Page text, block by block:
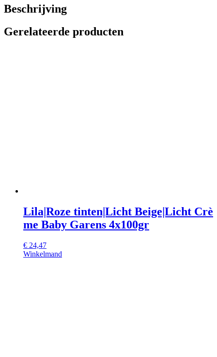
Beschrijving
Gerelateerde producten
Lila|Roze tinten|Licht Beige|Licht Crè
me Baby Garens 4x100gr
€ 24,47
Winkelmand